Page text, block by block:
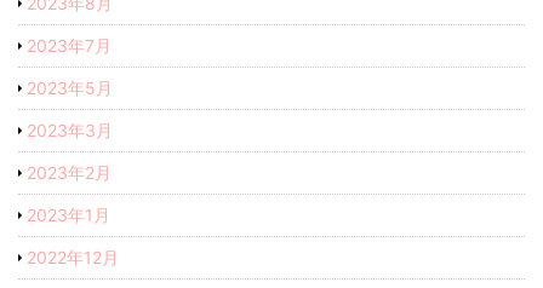
2023年7月
2023年5月
2023年3月
2023年2月
2023年1月
2022年12月